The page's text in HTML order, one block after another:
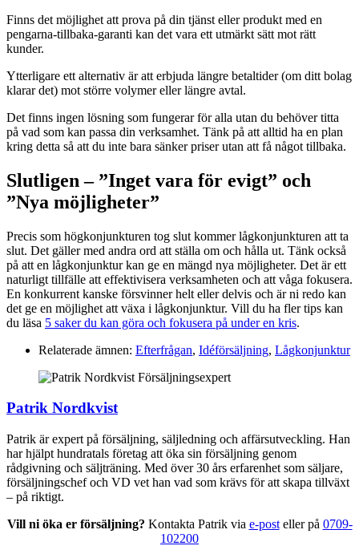
Finns det möjlighet att prova på din tjänst eller produkt med en
pengarna-tillbaka-garanti kan det vara ett utmärkt sätt mot rätt
kunder.
Ytterligare ett alternativ är att erbjuda längre betaltider (om ditt bolag
klarar det) mot större volymer eller längre avtal.
Det finns ingen lösning som fungerar för alla utan du behöver titta
på vad som kan passa din verksamhet. Tänk på att alltid ha en plan
kring detta så att du inte bara sänker priser utan att få något tillbaka.
Slutligen – ”Inget vara för evigt” och
”Nya möjligheter”
Precis som högkonjunkturen tog slut kommer lågkonjunkturen att ta
slut. Det gäller med andra ord att ställa om och hålla ut. Tänk också
på att en lågkonjunktur kan ge en mängd nya möjligheter. Det är ett
naturligt tillfälle att effektivisera verksamheten och att våga fokusera.
En konkurrent kanske försvinner helt eller delvis och är ni redo kan
det ge en möjlighet att växa i lågkonjunktur. Vill du ha fler tips kan
du läsa 5 saker du kan göra och fokusera på under en kris.
Relaterade ämnen: Efterfrågan, Idéförsäljning, Lågkonjunktur
Patrik Nordkvist
Patrik är expert på försäljning, säljledning och affärsutveckling. Han
har hjälpt hundratals företag att öka sin försäljning genom
rådgivning och säljträning. Med över 30 års erfarenhet som säljare,
försäljningschef och VD vet han vad som krävs för att skapa tillväxt
– på riktigt.
Vill ni öka er försäljning? Kontakta Patrik via e-posteller på 0709-
102200